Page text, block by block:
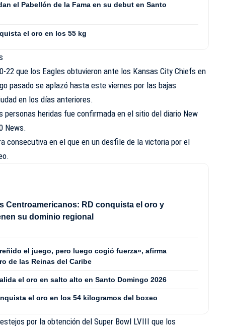
el Pabellón de la Fama en su debut en Santo
el oro en los 55 kg
22 que los Eagles obtuvieron ante los Kansas City Chiefs en
pasado se aplazó hasta este viernes por las bajas
en los días anteriores.
personas heridas fue confirmada en el sitio del diario New
News.
consecutiva en el que en un desfile de la victoria por el
Centroamericanos: RD conquista el oro y
su dominio regional
el juego, pero luego cogió fuerza», afirma
de las Reinas del Caribe
el oro en salto alto en Santo Domingo 2026
el oro en los 54 kilogramos del boxeo
por la obtención del Super Bowl LVIII que los